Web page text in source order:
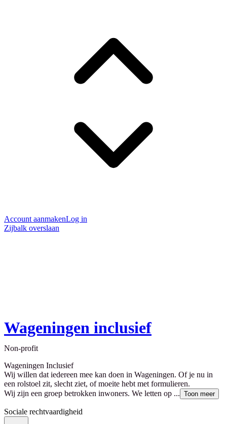
Account aanmakenLog in
Zijbalk overslaan
Wageningen inclusief
Non-profit
Wageningen Inclusief
Wij willen dat iedereen mee kan doen in Wageningen. Of je nu in
een rolstoel zit, slecht ziet, of moeite hebt met formulieren.
Wij zijn een groep betrokken inwoners. We letten op ... Toon meer
Sociale rechtvaardigheid